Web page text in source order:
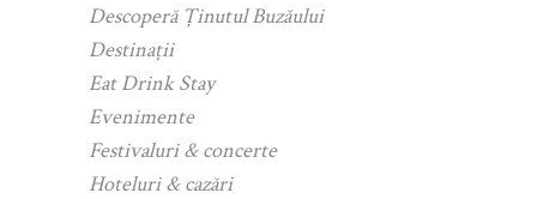
Descoperă Ținutul Buzăului
Destinații
Eat Drink Stay
Evenimente
Festivaluri & concerte
Hoteluri & cazări